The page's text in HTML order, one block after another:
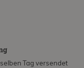
Tag versendet